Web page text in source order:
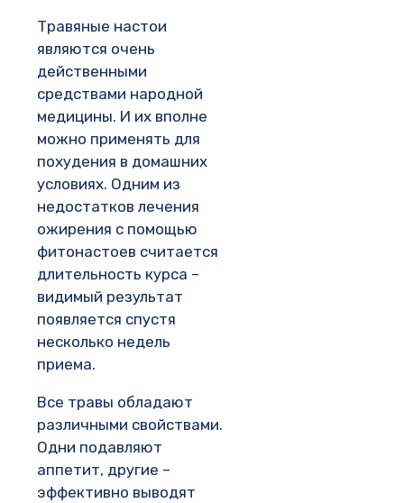
Травяные настои
являются очень
действенными
средствами народной
медицины. И их вполне
можно применять для
похудения в домашних
условиях. Одним из
недостатков лечения
ожирения с помощью
фитонастоев считается
длительность курса –
видимый результат
появляется спустя
несколько недель
приема.
Все травы обладают
различными свойствами.
Одни подавляют
аппетит, другие –
эффективно выводят